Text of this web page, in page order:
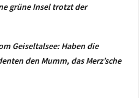
grüne Insel trotzt der
Geiseltalsee: Haben die
den Mumm, das Merz’sche